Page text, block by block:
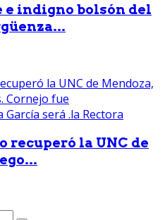
indigno bolsón del
recuperó la UNC de